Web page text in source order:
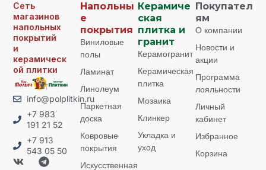
Сеть
магазинов
напольных
покрытий
и
керамическ
ой плитки
info@polplitkin.ru
+7 983
191 21 52
+7 913
543 05 50
Напольны
е
покрытия
Виниловые
полы
Ламинат
Линолеум
Паркетная
доска
Ковровые
покрытия
Искусственная
Керамиче
ская
плитка и
гранит
Керамогранит
Керамическая
плитка
Мозаика
Клинкер
Укладка и
уход
Покупател
ям
О компании
Новости и
акции
Программа
лояльности
Личный
кабинет
Избранное
Корзина